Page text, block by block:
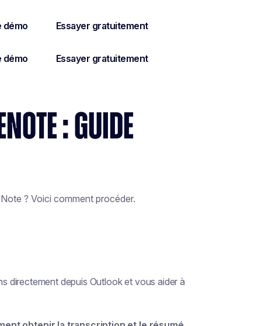
: GUIDE
? Voici comment procéder.
directement depuis Outlook et vous aider à